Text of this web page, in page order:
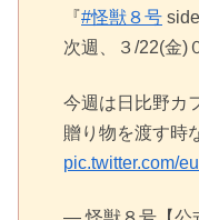
『#怪獣８号
次週、３/22(金)
今週は日比野カ
贈り物を渡す時
pic.twitter.com/